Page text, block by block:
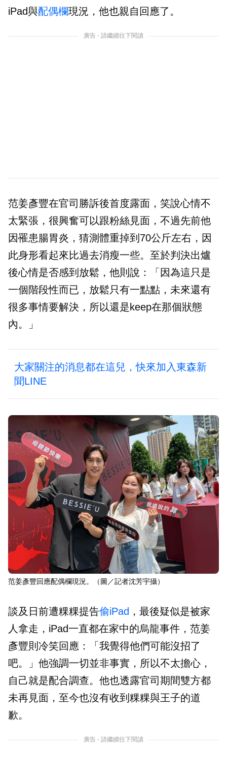
iPad與配偶欄現況，他也親自回應了。
廣告 - 請繼續往下閱讀
范姜彥豐在官司勝訴後首度露面，笑說心情不
太緊張，很興奮可以跟粉絲見面，不過先前他
因罹患腸胃炎，猜測體重掉到70公斤左右，因
此身形看起來比過去消瘦一些。至於判決出爐
後心情是否感到放鬆，他則說：「因為這只是
一個階段性而已，放鬆只有一點點，未來還有
很多事情要解決，所以還是keep在那個狀態
內。」
大家關注的消息都在這兒，快來加入東森新
聞LINE
范姜彥豐回應配偶欄現況。（圖／記者沈芳宇攝）
談及日前遭粿粿提告偷iPad ，最後疑似是被家
人拿走，iPad一直都在家中的烏龍事件，范姜
彥豐則冷笑回應：「我覺得他們可能沒招了
吧。」他強調一切並非事實，所以不太擔心，
自己就是配合調查。他也透露官司期間雙方都
未再見面，至今也沒有收到粿粿與王子的道
歉。
廣告 - 請繼續往下閱讀